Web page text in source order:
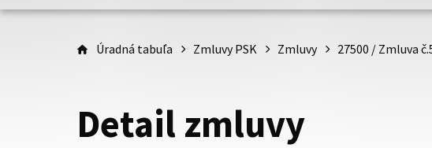
Úradná tabuľa Zmluvy PSK Zmluvy 27500 / Zmluva
Detail zmluvy